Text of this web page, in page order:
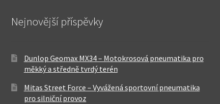
Nejnovější příspěvky
Dunlop Geomax MX34 – Motokrosová pneumatika pro
měkký a středně tvrdý terén
Mitas Street Force – Vyvážená sportovní pneumatika
pro silniční provoz